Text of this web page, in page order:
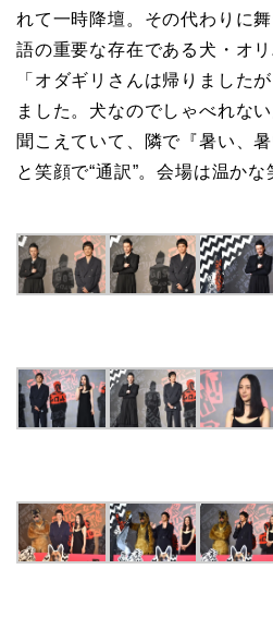
れて一時降壇。その代わりに
語の重要な存在である犬・オ
「オダギリさんは帰りました
ました。犬なのでしゃべれな
聞こえていて、隣で『暑い、
と笑顔で“通訳”。会場は温かな